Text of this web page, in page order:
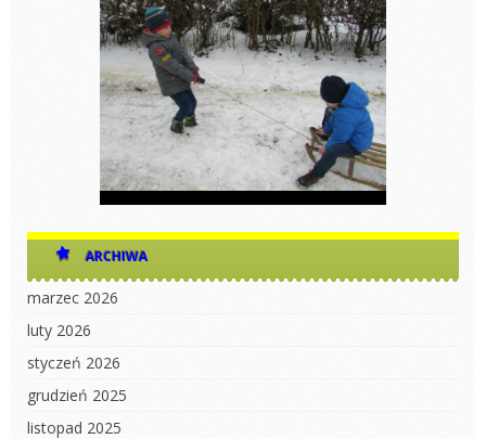
ARCHIWA
marzec 2026
luty 2026
styczeń 2026
grudzień 2025
listopad 2025